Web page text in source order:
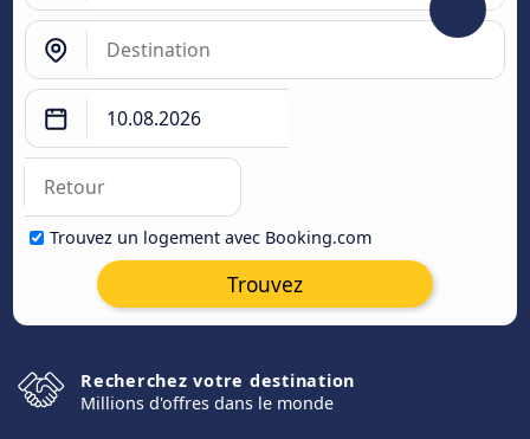
Trouvez un logement avec Booking.com
Trouvez
Recherchez votre destination
Millions d'offres dans le monde